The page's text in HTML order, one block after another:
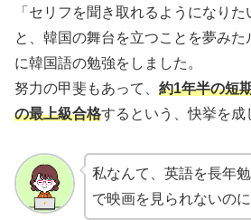
「セリフを聞き取れるようになりた
と、韓国の舞台を立つことを夢み
に韓国語の勉強をしました。
努力の甲斐もあって、 約1年半の短
の最上級合格するという、快挙を成
私なんて、英語を長年
で映画を見られないの